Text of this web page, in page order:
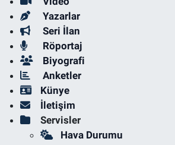
Yazarlar
Seri İlan
Röportaj
Biyografi
Anketler
Künye
İletişim
Servisler
Hava Durumu